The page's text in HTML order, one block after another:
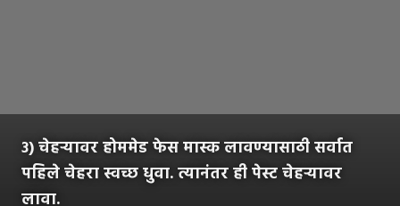
३) चेहऱ्यावर होममेड फेस मास्क लावण्यासाठी सर्वात
पहिले चेहरा स्वच्छ धुवा. त्यानंतर ही पेस्ट चेहऱ्यावर
लावा.